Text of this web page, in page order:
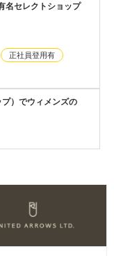
名セレクトショップ
正社員登用有
プ）でウィメンズの